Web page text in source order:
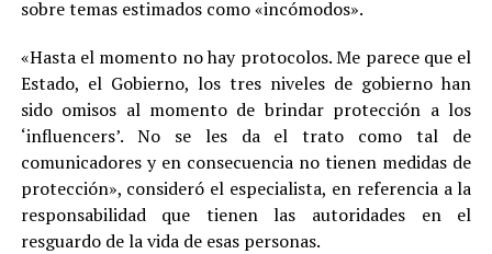
sobre temas estimados como «incómodos».
«Hasta el momento no hay protocolos. Me parece que el
Estado, el Gobierno, los tres niveles de gobierno han
sido omisos al momento de brindar protección a los
‘influencers’. No se les da el trato como tal de
comunicadores y en consecuencia no tienen medidas de
protección», consideró el especialista, en referencia a la
responsabilidad que tienen las autoridades en el
resguardo de la vida de esas personas.